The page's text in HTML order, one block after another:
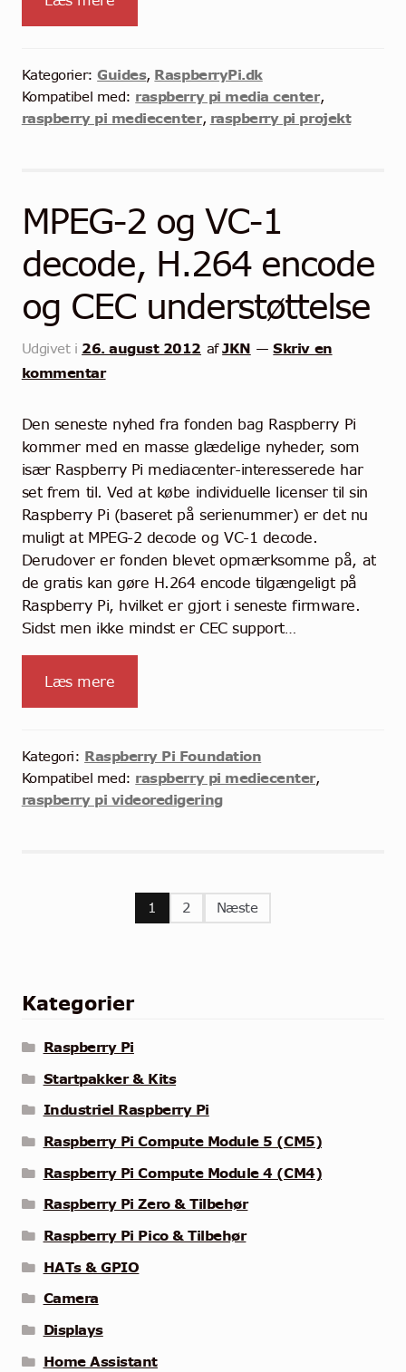
Kategorier:Guides, RaspberryPi.dk
Kompatibel med: raspberry pi media center,
raspberry pi mediecenter, raspberry pi projekt
MPEG-2 og VC-1
decode, H.264 encode
og CEC understøttelse
Udgivet i 26. august 2012 afJKN —Skriv en
kommentar
Den seneste nyhed fra fonden bag Raspberry Pi
kommer med en masse glædelige nyheder, som
især Raspberry Pi mediacenter-interesserede har
set frem til. Ved at købe individuelle licenser til sin
Raspberry Pi (baseret på serienummer) er det nu
muligt at MPEG-2 decode og VC-1 decode.
Derudover er fonden blevet opmærksomme på, at
de gratis kan gøre H.264 encode tilgængeligt på
Raspberry Pi, hvilket er gjort i seneste firmware.
Sidst men ikke mindst er CEC support…
Læs mere
Kategori: Raspberry Pi Foundation
Kompatibel med: raspberry pi mediecenter,
raspberry pi videoredigering
Indlægsinddeling
1 2 Næste
Kategorier
Raspberry Pi
Startpakker & Kits
Industriel Raspberry Pi
Raspberry Pi Compute Module 5 (CM5)
Raspberry Pi Compute Module 4 (CM4)
Raspberry Pi Zero & Tilbehør
Raspberry Pi Pico & Tilbehør
HATs & GPIO
Camera
Displays
Home Assistant